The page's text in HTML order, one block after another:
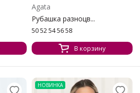
Agata
Рубашка разноцв...
50 52 54 56 58
В корзину
НОВИНКА